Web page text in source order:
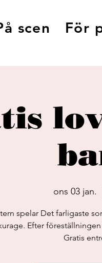
scen För
ons 03 jan.
spelar Det farligaste
Efter